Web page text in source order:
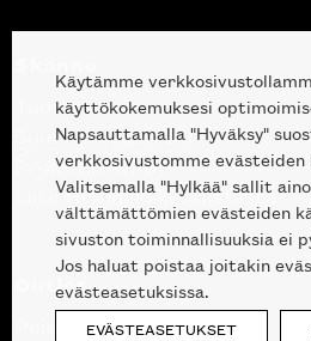
Tuotteet
Suunnittelupalvelu
Projektimyynti
Liike Helsingin keskustassa
Outlet
Poistuvat mallikappaleet
Käytämme
käyttökokemuksesi
Napsauttamalla "Hyväksy"
verkkosivustomme
Valitsemalla "Hylkää" sallit
välttämättömien evästeiden
sivuston toiminnallisuuksia ei
Jos haluat poistaa joitakin
evästeasetuksissa.
EVÄSTEASETUKSET